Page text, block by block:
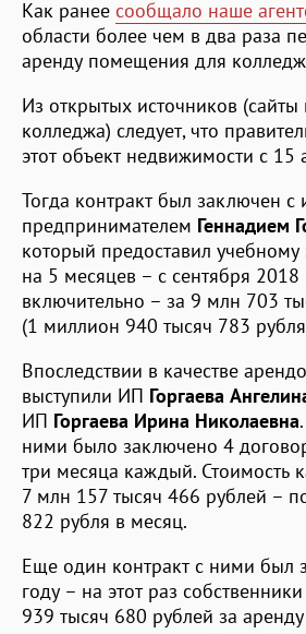
Как ранее сообщало наше
области более чем в два раза
аренду помещения для
Из открытых источников (сайты
колледжа) следует, что
этот объект недвижимости с 15
Тогда контракт был заключен
предпринимателем Геннадием
который предоставил
на 5 месяцев – с сентября
включительно – за 9 млн 703
(1 миллион 940 тысяч 783
Впоследствии в качестве
выступили ИП Горгаева
ИП Горгаева Ирина Николаевна
ними было заключено 4
три месяца каждый. Стоимость
7 млн 157 тысяч 466 рублей –
822 рубля в месяц.
Еще один контракт с ними был
году – на этот раз
939 тысяч 680 рублей за